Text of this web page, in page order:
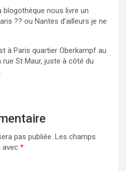
blogothèque nous livre un
?? ou Nantes d’ailleurs je ne
à Paris quartier Oberkampf au
St Maur, juste à côté du
pas publiée. Les champs
avec *